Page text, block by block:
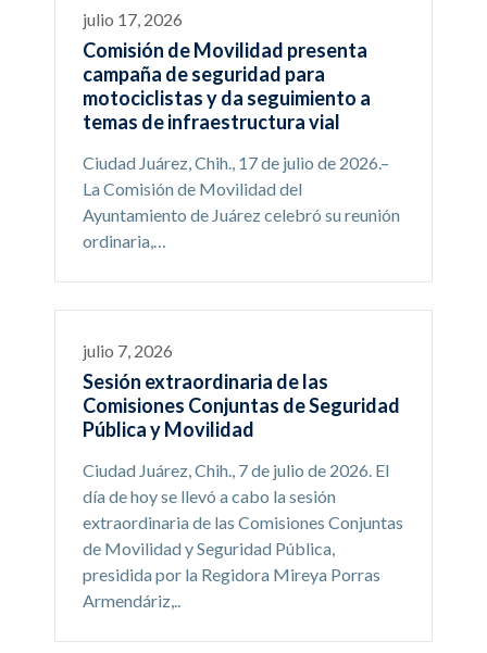
julio 17, 2026
Comisión de Movilidad presenta
campaña de seguridad para
motociclistas y da seguimiento a
temas de infraestructura vial
Ciudad Juárez, Chih., 17 de julio de 2026.–
La Comisión de Movilidad del
Ayuntamiento de Juárez celebró su reunión
ordinaria,…
julio 7, 2026
Sesión extraordinaria de las
Comisiones Conjuntas de Seguridad
Pública y Movilidad
Ciudad Juárez, Chih., 7 de julio de 2026. El
día de hoy se llevó a cabo la sesión
extraordinaria de las Comisiones Conjuntas
de Movilidad y Seguridad Pública,
presidida por la Regidora Mireya Porras
Armendáriz,..